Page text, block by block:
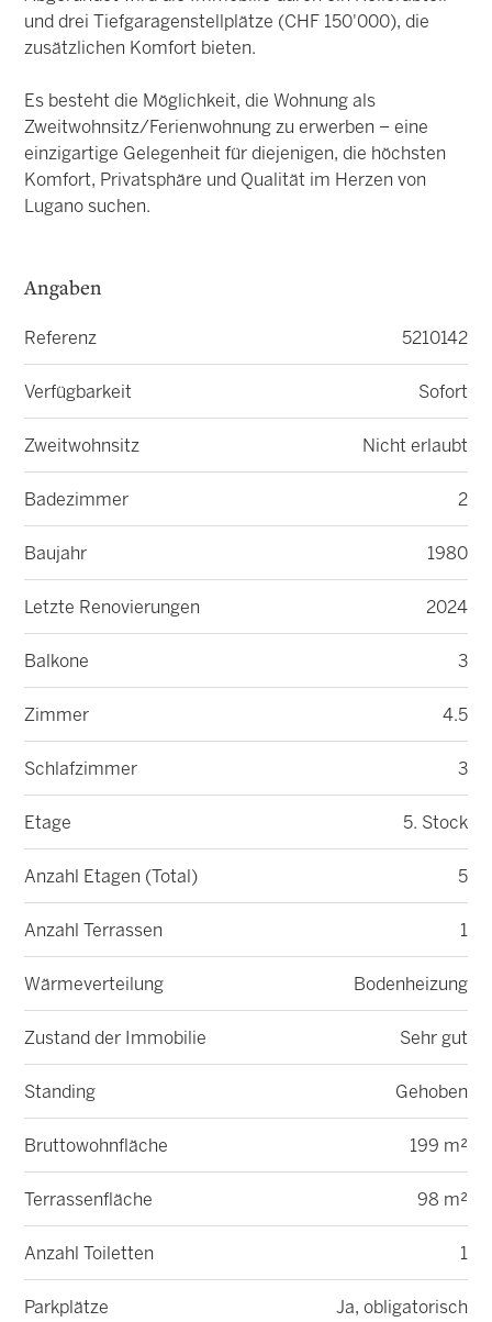
und drei Tiefgaragenstellplätze (CHF 150'000), die
zusätzlichen Komfort bieten.
Es besteht die Möglichkeit, die Wohnung als
Zweitwohnsitz/Ferienwohnung zu erwerben – eine
einzigartige Gelegenheit für diejenigen, die höchsten
Komfort, Privatsphäre und Qualität im Herzen von
Lugano suchen.
Angaben
Referenz 5210142
Verfügbarkeit Sofort
Zweitwohnsitz Nicht erlaubt
Badezimmer 2
Baujahr 1980
Letzte Renovierungen 2024
Balkone 3
Zimmer 4.5
Schlafzimmer 3
Etage 5. Stock
Anzahl Etagen (Total) 5
Anzahl Terrassen
Wärmeverteilung Bodenheizung
Zustand der Immobilie Sehr gut
Standing Gehoben
Bruttowohnfläche 199 m²
Terrassenfläche 98 m²
Anzahl Toiletten
Parkplätze Ja, obligatorisch